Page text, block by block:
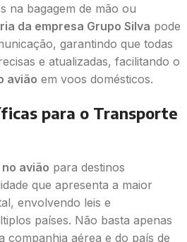
na bagagem de mão ou
da empresa Grupo Silva pode
garantindo que todas
e atualizadas, facilitando o
avião em voos domésticos.
para o Transporte
avião para destinos
que apresenta a maior
envolvendo leis e
países. Não basta apenas
companhia aérea e do país de